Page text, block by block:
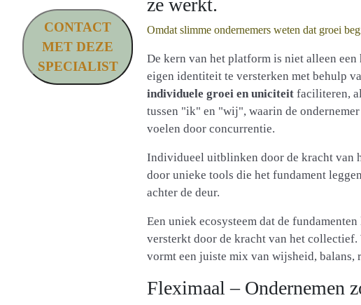
CONTACT
MET DEZE
SPECIALIST
ze werkt.
Omdat slimme ondernemers weten dat groei
De kern van het platform is niet alleen
eigen identiteit te versterken met behulp
individuele groei en uniciteit faciliteren,
tussen "ik" en "wij", waarin de
voelen door concurrentie.
Individueel uitblinken door de kracht van
door unieke tools die het fundament
achter de deur.
Een uniek ecosysteem dat de
versterkt door de kracht van het
vormt een juiste mix van wijsheid, balans,
Fleximaal – Ondernemen